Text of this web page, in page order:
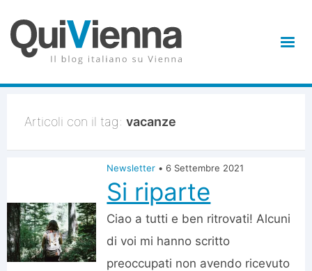
Articoli con il tag: vacanze
Newsletter • 6 Settembre 2021
Si riparte
Ciao a tutti e ben ritrovati! Alcuni
di voi mi hanno scritto
preoccupati non avendo ricevuto